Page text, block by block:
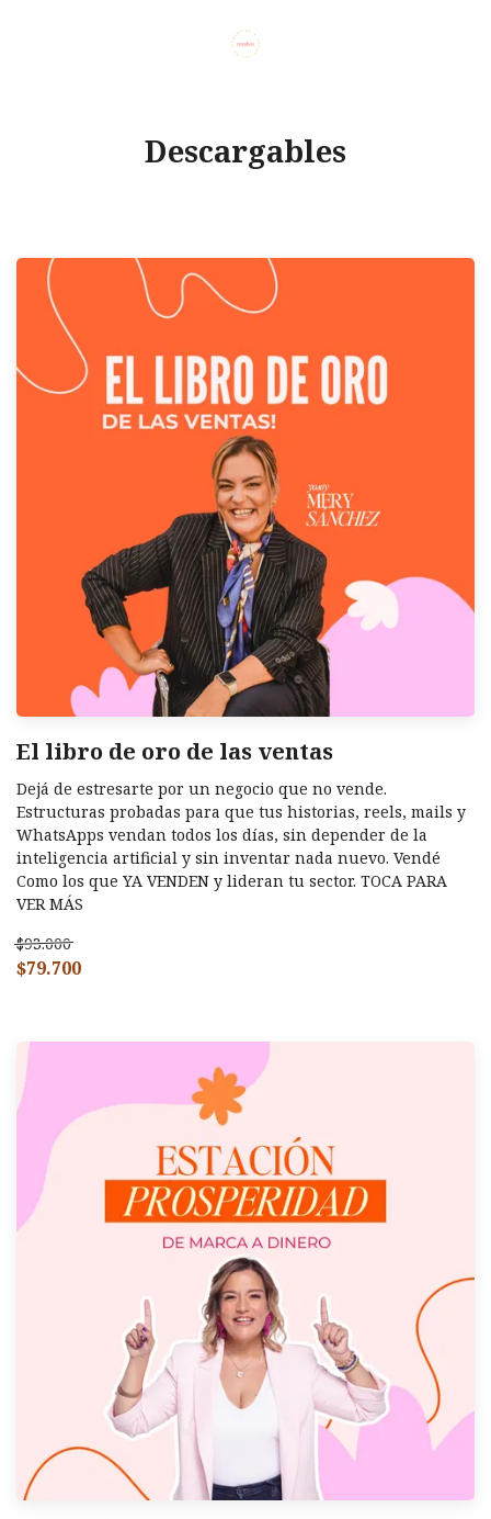
Descargables
El libro de oro de las ventas
Dejá de estresarte por un negocio que no vende.
Estructuras probadas para que tus historias, reels, mails y
WhatsApps vendan todos los días, sin depender de la
inteligencia artificial y sin inventar nada nuevo. Vendé
Como los que YA VENDEN y lideran tu sector. TOCA PARA
VER MÁS
$93.000
$79.700